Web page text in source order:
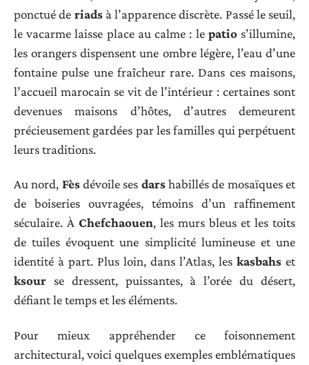
ponctué de riadsà l’apparence discrète. Passé le seuil,
le vacarme laisse place au calme : le patios’illumine,
les orangers dispensent une ombre légère, l’eau d’une
fontaine pulse une fraîcheur rare. Dans ces maisons,
l’accueil marocain se vit de l’intérieur : certaines sont
devenues maisons d’hôtes, d’autres demeurent
précieusement gardées par les familles qui perpétuent
leurs traditions.
Au nord, Fèsdévoile ses darshabillés de mosaïques et
de boiseries ouvragées, témoins d’un raffinement
séculaire. À Chefchaouen, les murs bleus et les toits
de tuiles évoquent une simplicité lumineuse et une
identité à part. Plus loin, dans l’Atlas, les kasbahs et
ksour se dressent, puissantes, à l’orée du désert,
défiant le temps et les éléments.
Pour mieux appréhender ce foisonnement
architectural, voici quelques exemples emblématiques